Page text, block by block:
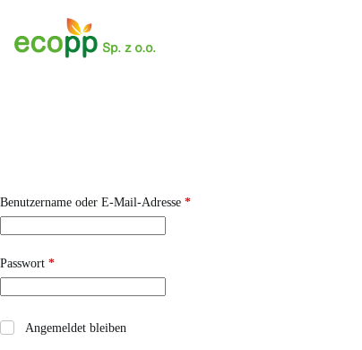
springen
Benutzername oder E-Mail-Adresse *Erforderlich
Passwort *Erforderlich
Angemeldet bleiben